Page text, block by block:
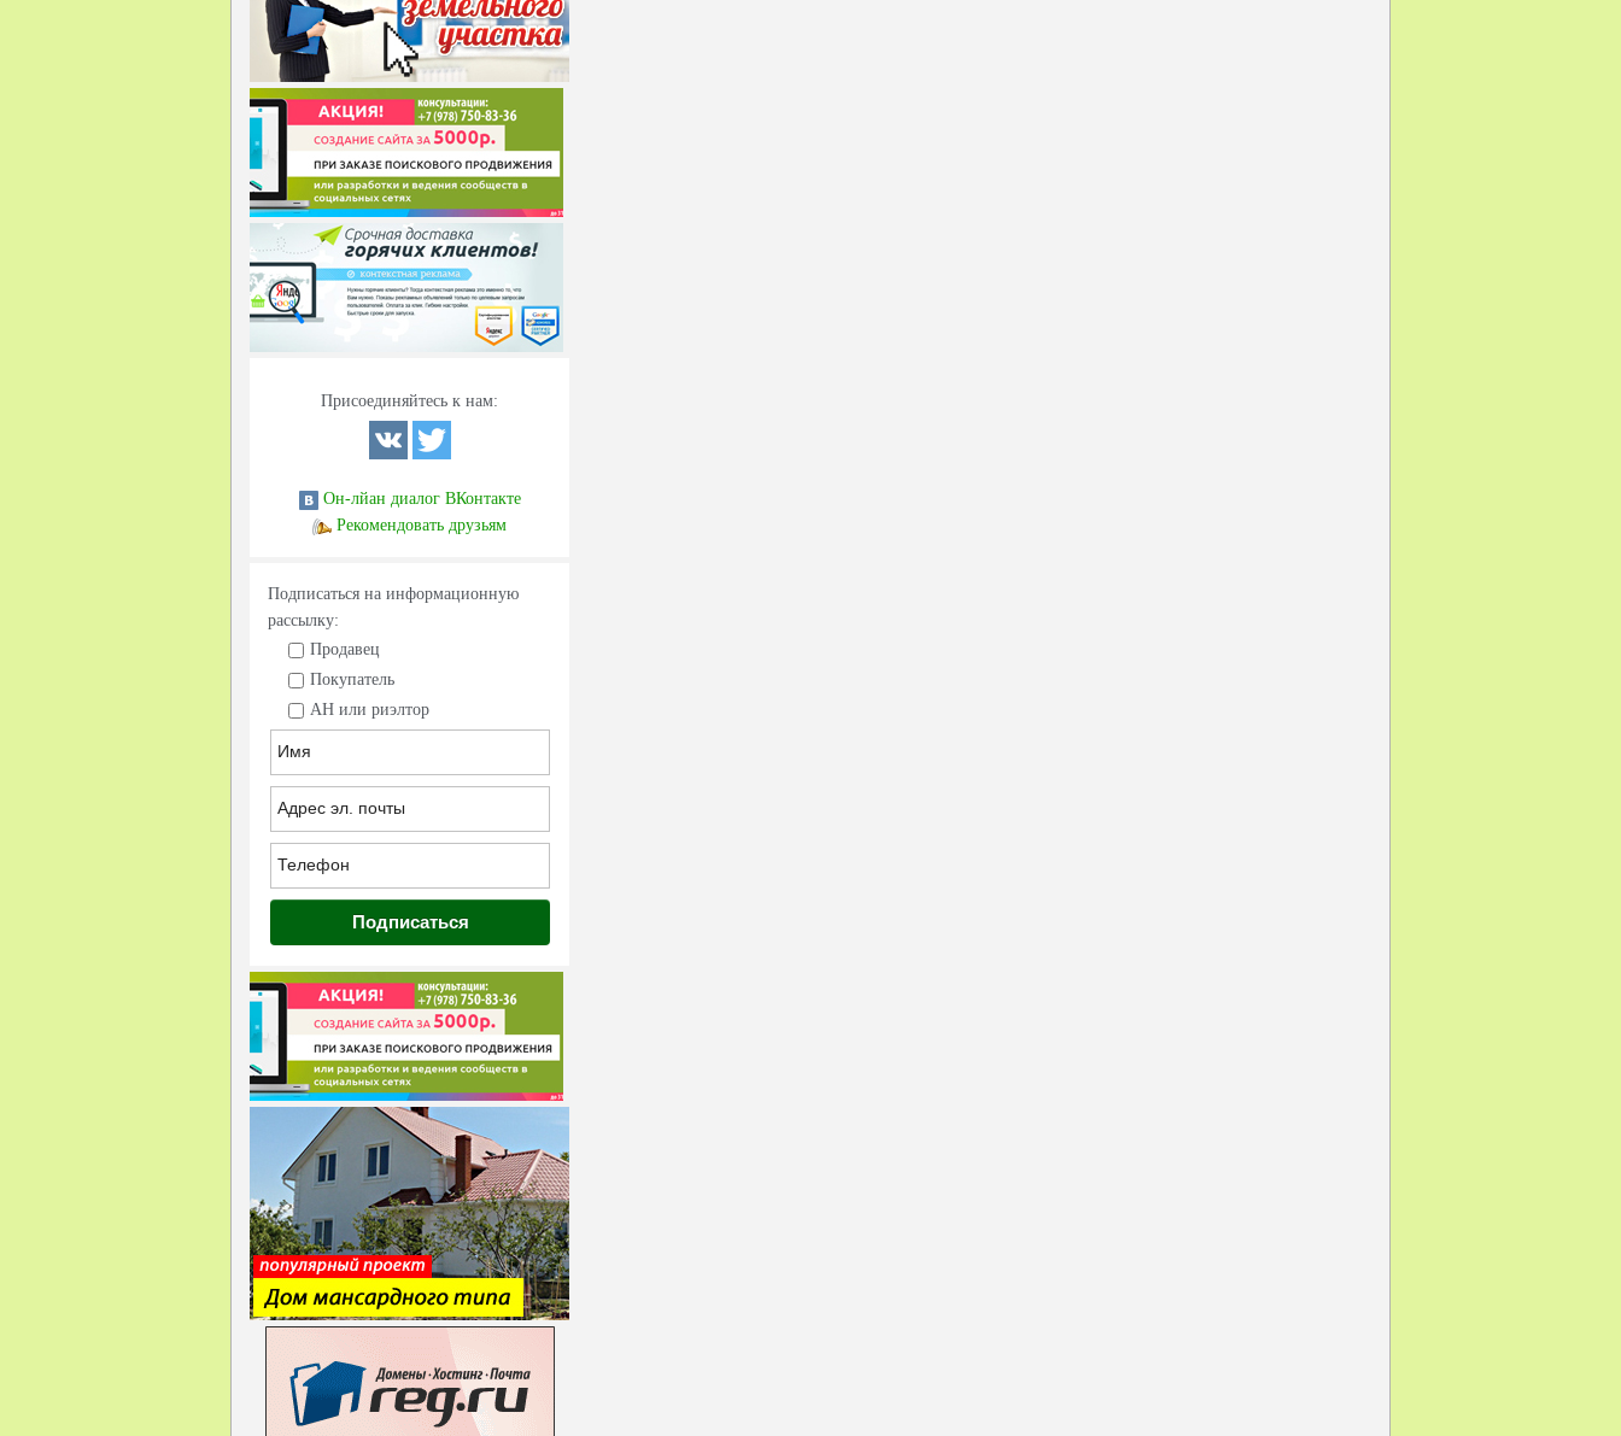
Присоединяйтесь к нам:
Он-лйан диалог ВКонтакте
Рекомендовать друзьям
Подписаться на информационную
рассылку:
Продавец
Покупатель
АН или риэлтор